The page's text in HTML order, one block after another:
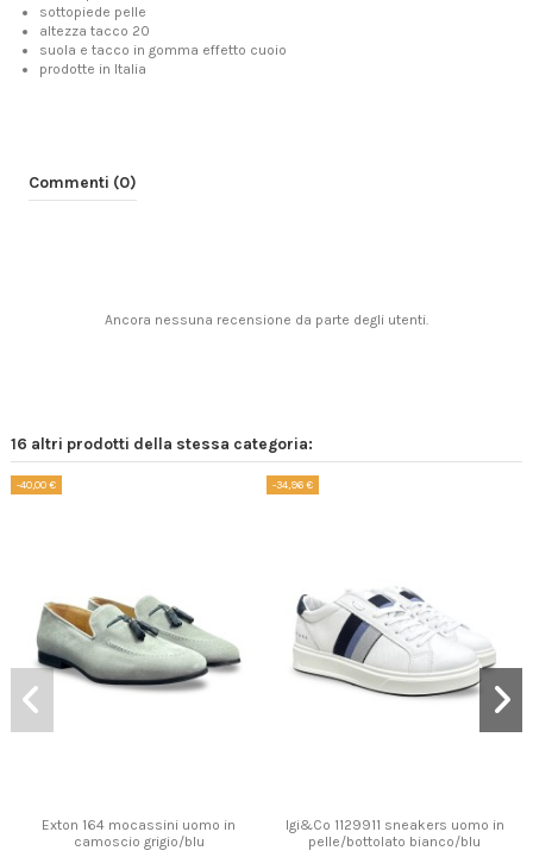
sottopiede pelle
altezza tacco 20
suola e tacco in gomma effetto cuoio
prodotte in Italia
Commenti (0)
Ancora nessuna recensione da parte degli utenti.
16 altri prodotti della stessa categoria:
-40,00 €
Exton 164 mocassini uomo in
camoscio grigio/blu
-34,96 €
Igi&Co 1129911 sneakers uomo in
pelle/bottolato bianco/blu